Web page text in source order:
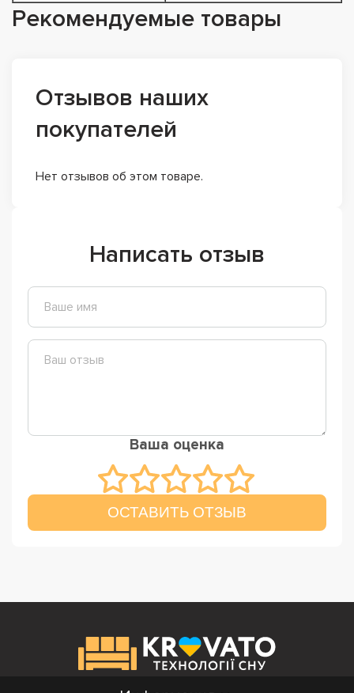
Рекомендуемые товары
Отзывов наших
покупателей
Нет отзывов об этом товаре.
Написать отзыв
Ваша оценка
ОСТАВИТЬ ОТЗЫВ